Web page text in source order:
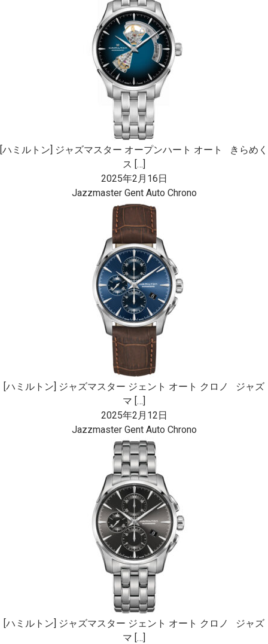
[ハミルトン] ジャズマスター オープンハート オート きらめく
ス […]
2025年2月16日
Jazzmaster Gent Auto Chrono
[ハミルトン] ジャズマスター ジェント オート クロノ ジャズ
マ […]
2025年2月12日
Jazzmaster Gent Auto Chrono
[ハミルトン] ジャズマスター ジェント オート クロノ ジャズ
マ […]